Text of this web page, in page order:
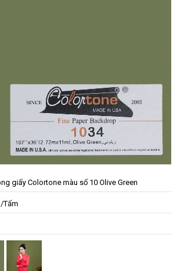
giấy Colortone màu số 10 Olive Green
/Tấm